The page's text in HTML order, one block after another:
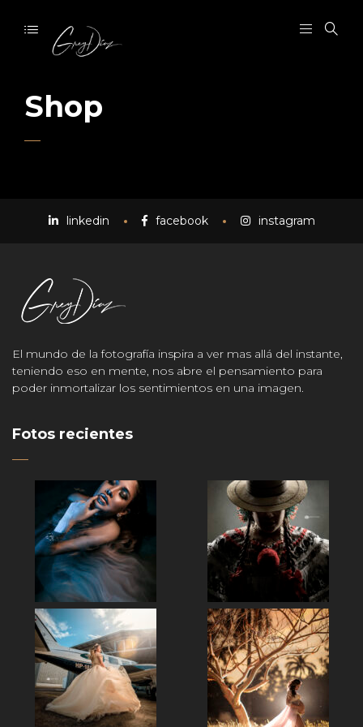
Shop
linkedin facebook instagram
El mundo de la fotografía inspira a ver mas allá del instante,
teniendo eso en mente, nos abre el pensamiento para
poder inmortalizar los sentimientos en una imagen.
Fotos recientes